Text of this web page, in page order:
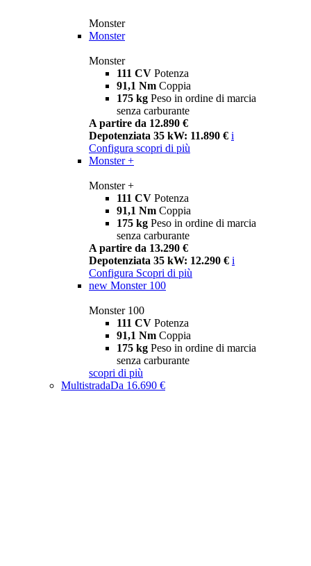
Monster
Monster
Monster
111 CV Potenza
91,1 Nm Coppia
175 kg Peso in ordine di marcia
senza carburante
A partire da 12.890 €
Depotenziata 35 kW: 11.890 € i
Configura scopri di più
Monster +
Monster +
111 CV Potenza
91,1 Nm Coppia
175 kg Peso in ordine di marcia
senza carburante
A partire da 13.290 €
Depotenziata 35 kW: 12.290 € i
Configura Scopri di più
new Monster 100
Monster 100
111 CV Potenza
91,1 Nm Coppia
175 kg Peso in ordine di marcia
senza carburante
scopri di più
MultistradaDa 16.690 €